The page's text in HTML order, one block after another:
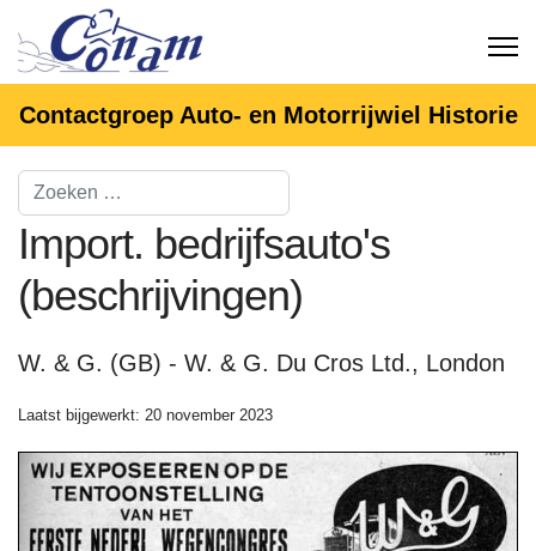
Contactgroep Auto- en Motorrijwiel Historie
Import. bedrijfsauto's
(beschrijvingen)
W. & G. (GB) - W. & G. Du Cros Ltd., London
Laatst bijgewerkt: 20 november 2023